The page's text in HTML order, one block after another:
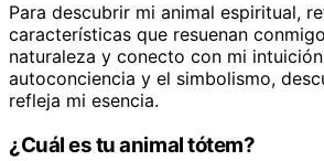
Para descubrir mi animal espiritual,
características que resuenan
naturaleza y conecto con mi
autoconciencia y el simbolismo,
refleja mi esencia.
¿Cuál es tu animal tótem?